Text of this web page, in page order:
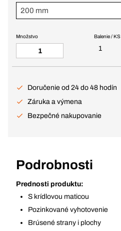
200 mm
Balenie / KS
1
Množstvo
Doručenie od 24 do 48 hodín
Záruka a výmena
Bezpečné nakupovanie
Podrobnosti
Prednosti produktu:
S krídlovou maticou
Pozinkované vyhotovenie
Brúsené strany i plochy